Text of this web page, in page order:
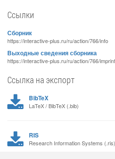
Ссылки
Сборник
https://interactive-plus.ru/ru/action/766/info
Выходные сведения сборника
https://interactive-plus.ru/ru/action/766/imprint
Ссылка на экспорт
BibTeX
LaTeX / BibTeX (.bib)
RIS
Research Information Systems (.ris)